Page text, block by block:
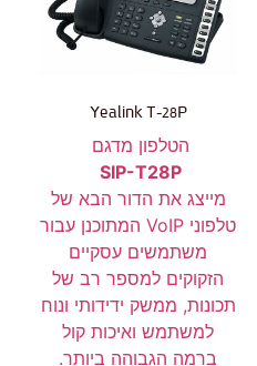
Yealink T-28P
הטלפון מדגם
SIP-T28P
מייצג את הדור הבא של
טלפוני VoIP המתוכנן עבור
משתמשים עסקיים
הזקוקים למספר רב של
תכונות, ממשק ידידותי ונוח
למשתמש ואיכות קול
ברמה הגבוהה ביותר.